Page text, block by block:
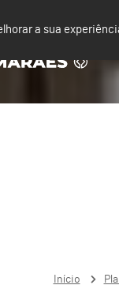
a sua
Início